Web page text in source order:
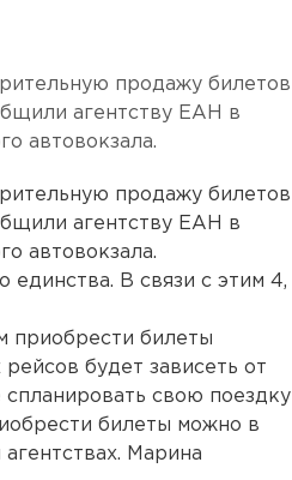
продажу билетов
агентству ЕАН в
автовокзала.
продажу билетов
агентству ЕАН в
автовокзала.
единства. В связи с этим 4,
приобрести билеты
будет зависеть от
свою поездку
билеты можно в
Марина